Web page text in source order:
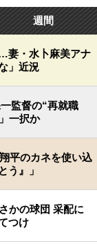
週間
妻・水卜麻美アナ
」近況
監督の“再就職
一択か
平のカネを使い込
う』」
かの球団 采配に
つけ